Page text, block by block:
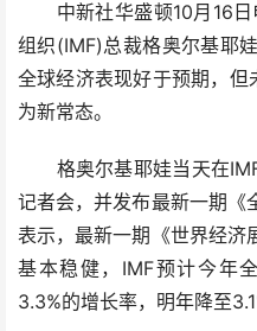
中新社华盛顿10月16日
组织(IMF)总裁格奥尔基耶
全球经济表现好于预期，但
为新常态。
格奥尔基耶娃当天在IMF
记者会，并发布最新一期《
表示，最新一期《世界经济
基本稳健，IMF预计今年
3.3%的增长率，明年降至
IMF总裁：全球经济
确定性成新常态